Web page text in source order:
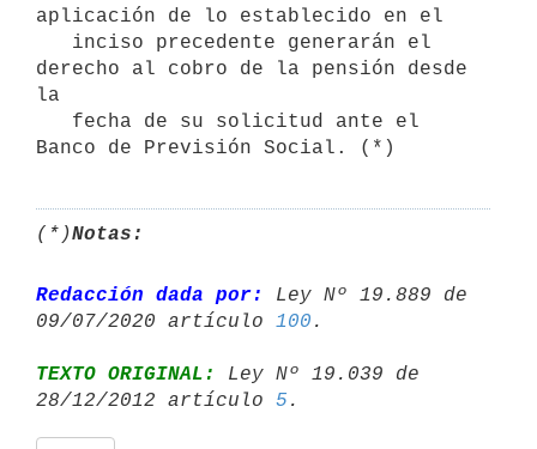
aplicación de lo establecido en el
derecho al cobro de la pensión desde
la
(*)Notas:
Redacción dada por:
Ley Nº 19.889 de
09/07/2020 artículo 100
TEXTO ORIGINAL:
Ley Nº 19.039 de
28/12/2012 artículo 5